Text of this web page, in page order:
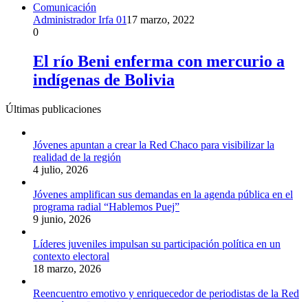
Comunicación
Administrador Irfa 0117 marzo, 2022
0
El río Beni enferma con mercurio a
indígenas de Bolivia
Últimas publicaciones
Jóvenes apuntan a crear la Red Chaco para visibilizar la
realidad de la región
4 julio, 2026
Jóvenes amplifican sus demandas en la agenda pública en el
programa radial “Hablemos Puej”
9 junio, 2026
Líderes juveniles impulsan su participación política en un
contexto electoral
18 marzo, 2026
Reencuentro emotivo y enriquecedor de periodistas de la Red